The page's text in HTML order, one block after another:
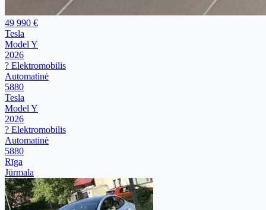
49 990 €
Tesla
Model Y
2026
? Elektromobilis
Automatinė
5880
Tesla
Model Y
2026
? Elektromobilis
Automatinė
5880
Rīga
Jūrmala